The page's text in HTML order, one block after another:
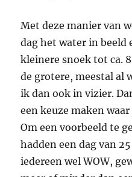
Met deze manier van
dag het water in beeld
kleinere snoek tot ca.
de grotere, meestal al
ik dan ook in vizier.
een keuze maken
Om een voorbeeld te
hadden een dag van
iedereen wel WOW,